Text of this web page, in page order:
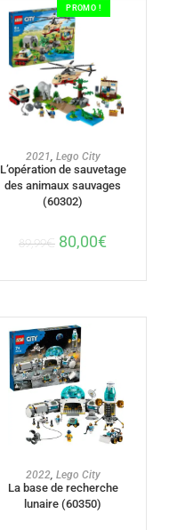
PROMO !
AJOUTER AU PANIER
2021, Lego City
L’opération de sauvetage
des animaux sauvages
(60302)
89,99€ 80,00€
AJOUTER AU PANIER
2022, Lego City
La base de recherche
lunaire (60350)